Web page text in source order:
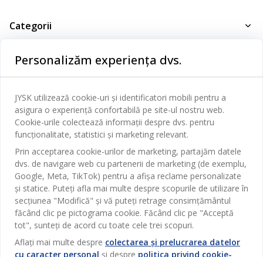
Categorii
Birou
Sufragerie
Bucătărie
Depozitare
Perdele
Grădină
Pentru casă
Outlet
Serviciul clienți
Magazine și program
Broșură
Termeni si conditii vânzări online
Garantia prețului
Garanția Produselor
Politica de confidentialitate
Card cadou
JYSK
Despre JYSK
JYSK.com
Presă
Locuri de muncă
Newsletter
SEDIU CENTRAL
TAROL-DD S.R.L. str. Jubiliara, 41A mun. Chișinău, Republica
Moldova
JYSK BUSINESS TO BUSINESS
Vânzări și relații clienți persoane juridice
Telefon: 060 531 531
E-mail: jysk@jysk.md
JYSK RELAȚII CLIENȚI
Contact Relații Clienți
Telefon: 022 022 030
E-mail: support@jysk.md
Urmărește Jysk
Personalizăm experiența dvs.
JYSK utilizează cookie-uri și identificatori mobili pentru a
asigura o experiență confortabilă pe site-ul nostru web.
Cookie-urile colectează informații despre dvs. pentru
funcționalitate, statistici și marketing relevant.
Prin acceptarea cookie-urilor de marketing, partajăm datele
dvs. de navigare web cu partenerii de marketing (de exemplu,
Google, Meta, TikTok) pentru a afișa reclame personalizate
și statice. Puteți afla mai multe despre scopurile de utilizare în
secțiunea "Modifică" și vă puteți retrage consimțământul
făcând clic pe pictograma cookie. Făcând clic pe "Acceptă
tot", sunteți de acord cu toate cele trei scopuri.
Aflați mai multe despre colectarea și prelucrarea datelor
cu caracter personal și despre politica privind cookie-